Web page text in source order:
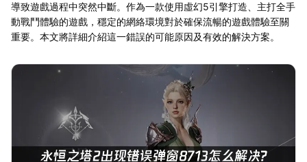
導致遊戲過程中突然中斷。作為一款使用虛幻5引擎打造、主打全手
動戰鬥體驗的遊戲，穩定的網絡環境對於確保流暢的遊戲體驗至關
重要。本文將詳細介紹這一錯誤的可能原因及有效的解決方案。